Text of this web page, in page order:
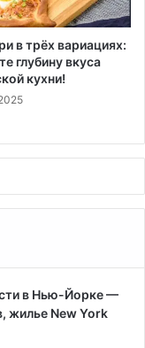
в трёх вариациях:
глубину вкуса
кухни!
в Нью-Йорке —
жилье New York